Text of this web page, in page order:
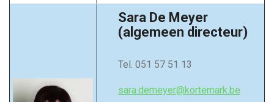
Sara De Meyer
(algemeen directeur)
Tel. 051 57 51 13
sara.demeyer@kortemark.be